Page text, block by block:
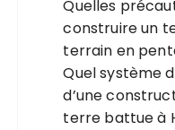
Quelles
construire un
terrain en
Quel système
d’une
terre battue à